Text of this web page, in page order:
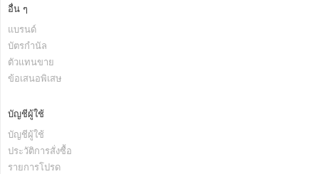
อื่น ๆ
แบรนด์
บัตรกำนัล
ตัวแทนขาย
ข้อเสนอพิเสษ
บัญชีผู้ใช้
บัญชีผู้ใช้
ประวัติการสั่งซื้อ
รายการโปรด